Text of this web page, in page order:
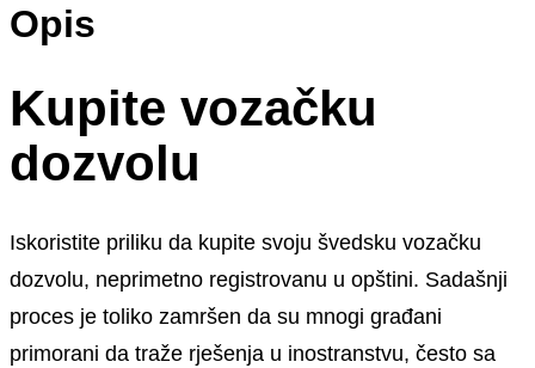
Opis
Kupite vozačku
dozvolu
Iskoristite priliku da kupite svoju švedsku vozačku
dozvolu, neprimetno registrovanu u opštini. Sadašnji
proces je toliko zamršen da su mnogi građani
primorani da traže rješenja u inostranstvu, često sa